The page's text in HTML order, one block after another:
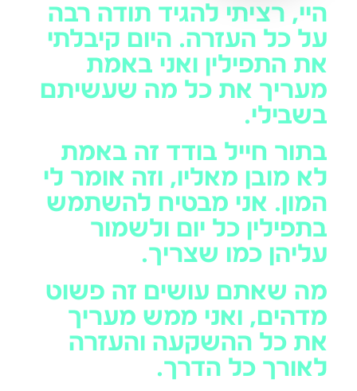
היי, רציתי להגיד תודה רבה
על כל העזרה. היום קיבלתי
את התפילין ואני באמת
מעריך את כל מה שעשיתם
בשבילי.
בתור חייל בודד זה באמת
לא מובן מאליו, וזה אומר לי
המון. אני מבטיח להשתמש
בתפילין כל יום ולשמור
עליהן כמו שצריך.
מה שאתם עושים זה פשוט
מדהים, ואני ממש מעריך
את כל ההשקעה והעזרה
לאורך כל הדרך.